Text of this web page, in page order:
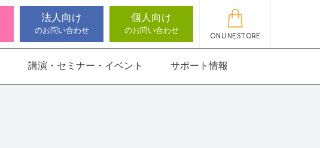
法人向け
のお問い合わせ
個人向け
のお問い合わせ
ONLINESTORE
講演・セミナー・イベント サポート情報